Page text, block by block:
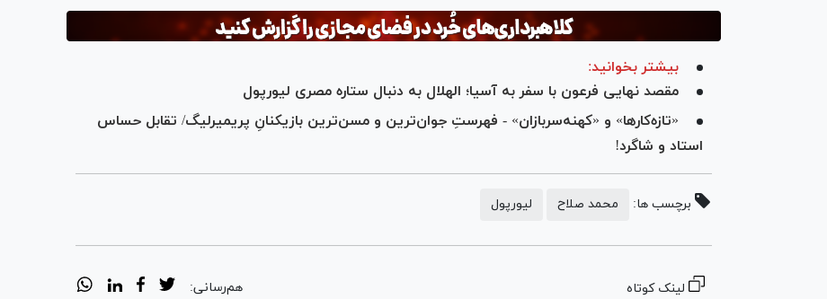
بیشتر بخوانید:
مقصد نهایی فرعون با سفر به آسیا؛ الهلال به دنبال ستاره مصری لیورپول
«تازه‌کار‌ها» و «کهنه‌سربازان» - فهرستِ جوان‌ترین و مسن‌ترین بازیکنانِ پریمیرلیگ/ تقابل حساس
استاد و شاگرد!
برچسب ها: محمد صلاح لیورپول
لینک کوتاه هم‌رسانی: